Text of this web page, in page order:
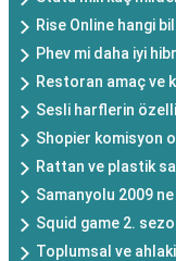
Rise Online hangi
Phev mi daha iyi
Restoran amaç ve
Sesli harflerin
Shopier komisyon
Rattan ve plastik
Samanyolu 2009
Squid game 2.
Toplumsal ve